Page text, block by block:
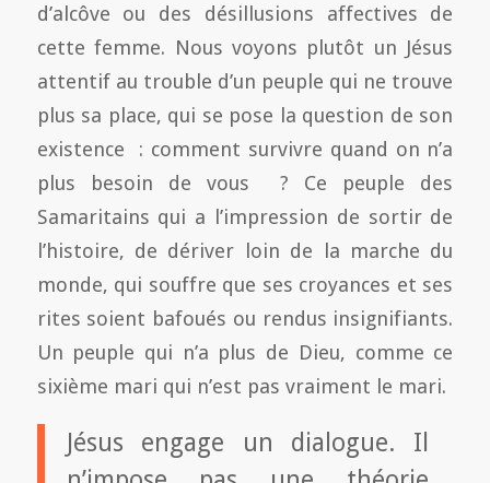
d’alcôve ou des désillusions affectives de
cette femme. Nous voyons plutôt un Jésus
attentif au trouble d’un peuple qui ne trouve
plus sa place, qui se pose la question de son
existence : comment survivre quand on n’a
plus besoin de vous ? Ce peuple des
Samaritains qui a l’impression de sortir de
l’histoire, de dériver loin de la marche du
monde, qui souffre que ses croyances et ses
rites soient bafoués ou rendus insignifiants.
Un peuple qui n’a plus de Dieu, comme ce
sixième mari qui n’est pas vraiment le mari.
Jésus engage un dialogue. Il